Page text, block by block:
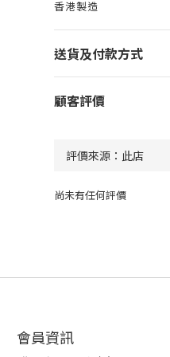
香港製造
送貨及付款方式
顧客評價
尚未有任何評價
會員資訊